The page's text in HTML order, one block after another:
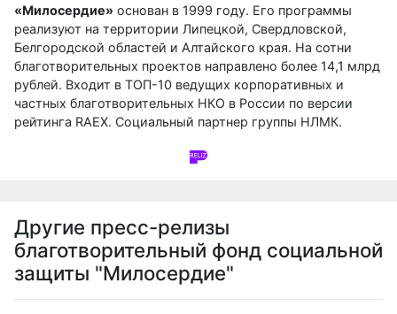
«Милосердие» основан в 1999 году. Его программы
реализуют на территории Липецкой, Свердловской,
Белгородской областей и Алтайского края. На сотни
благотворительных проектов направлено более 14,1 млрд
рублей. Входит в ТОП-10 ведущих корпоративных и
частных благотворительных НКО в России по версии
рейтинга RAEX. Социальный партнер группы НЛМК.
Другие пресс-релизы
благотворительный фонд социальной
защиты "Милосердие"